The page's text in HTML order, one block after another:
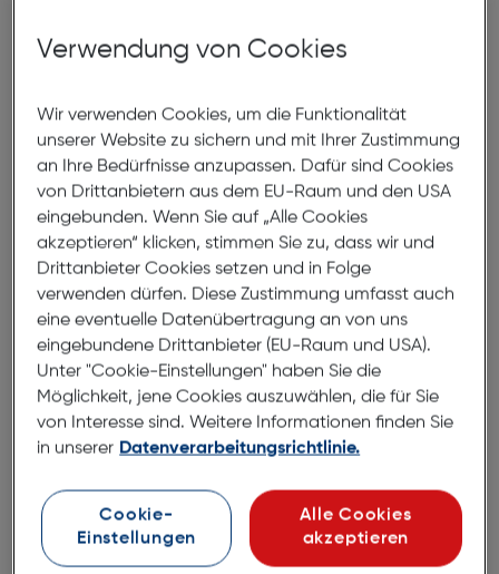
Premium Infrarot Thermometer
€ 19,99
in den Warenkorb
Verwendung von Cookies
Wir verwenden Cookies, um die Funktionalität
unserer Website zu sichern und mit Ihrer Zustimmung
an Ihre Bedürfnisse anzupassen. Dafür sind Cookies
von Drittanbietern aus dem EU-Raum und den USA
eingebunden. Wenn Sie auf „Alle Cookies
akzeptieren“ klicken, stimmen Sie zu, dass wir und
Drittanbieter Cookies setzen und in Folge
verwenden dürfen. Diese Zustimmung umfasst auch
eine eventuelle Datenübertragung an von uns
eingebundene Drittanbieter (EU-Raum und USA).
Unter "Cookie-Einstellungen" haben Sie die
Möglichkeit, jene Cookies auszuwählen, die für Sie
von Interesse sind. Weitere Informationen finden Sie
in unserer Datenverarbeitungsrichtlinie.
Cookie-
Einstellungen
Alle Cookies
akzeptieren